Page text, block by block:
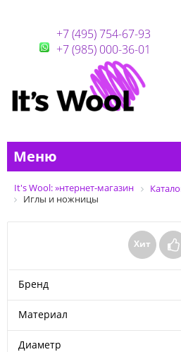
+7 (495) 754-67-93
+7 (985) 000-36-01
Меню
It's Wool: »нтернет-магазин
Иглы и ножницы
Хит
Бренд
Материал
Диаметр